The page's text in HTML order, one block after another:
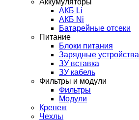
Аккумуляторы
АКБ Li
АКБ Ni
Батарейные отсеки
Питание
Блоки питания
Зарядные устройства
ЗУ вставка
ЗУ кабель
Фильтры и модули
Фильтры
Модули
Крепеж
Чехлы